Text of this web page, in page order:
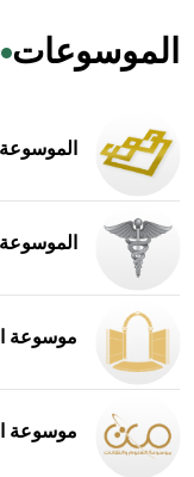
الموسوعات
الموسوعة
موسوعة
موسوعة